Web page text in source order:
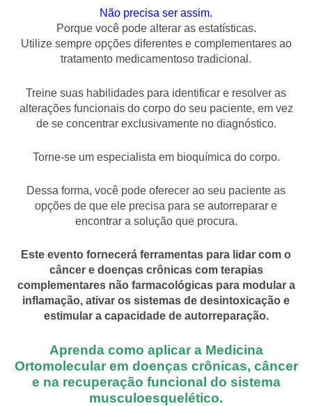
Não precisa ser assim.
Porque você pode alterar as estatísticas.
Utilize sempre opções diferentes e complementares ao
tratamento medicamentoso tradicional.
Treine suas habilidades para identificar e resolver as
alterações funcionais do corpo do seu paciente, em vez
de se concentrar exclusivamente no diagnóstico.
Torne-se um especialista em bioquímica do corpo.
Dessa forma, você pode oferecer ao seu paciente as
opções de que ele precisa para se autorreparar e
encontrar a solução que procura.
Este evento fornecerá ferramentas para lidar com o
câncer e doenças crônicas com terapias
complementares não farmacológicas para modular a
inflamação, ativar os sistemas de desintoxicação e
estimular a capacidade de autorreparação.
Aprenda como aplicar a Medicina
Ortomolecular em doenças crônicas, câncer
e na recuperação funcional do sistema
musculoesquelético.